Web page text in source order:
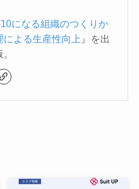
になる組織のつくりか
よる生産性向上 』を出